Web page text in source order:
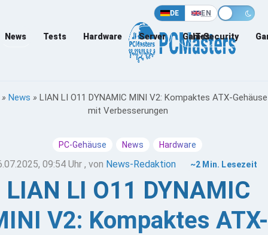
DE EN
News Tests Hardware Server Games
IT-Security
» News » LIAN LI O11 DYNAMIC MINI V2: Kompaktes ATX-Gehäuse
mit Verbesserungen
PC-Gehäuse News Hardware
09:54 Uhr , von News-Redaktion ~2 Min. Lesezeit
LIAN LI O11 DYNAMIC
V2: Kompaktes ATX-